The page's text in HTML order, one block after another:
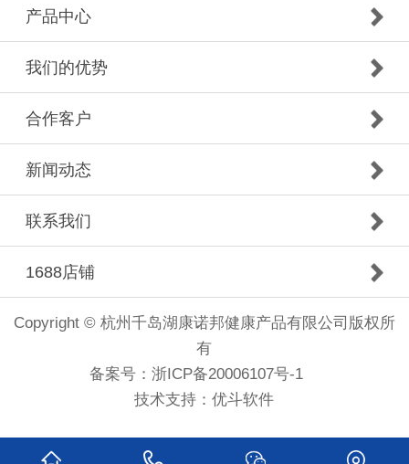
产品中心
我们的优势
合作客户
新闻动态
联系我们
1688店铺
Copyright © 杭州千岛湖康诺邦健康产品有限公司版权所
有
备案号：浙ICP备20006107号-1
技术支持：优斗软件